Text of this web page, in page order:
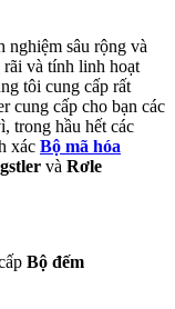
nghiệm sâu rộng và
và tính linh hoạt
tôi cung cấp rất
cung cấp cho bạn các
trong hầu hết các
xác Bộ mã hóa
và Rơle
Bộ đếm